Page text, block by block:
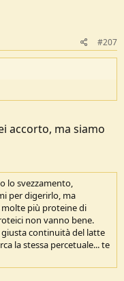
#207
accorto, ma siamo
lo svezzamento,
per digerirlo, ma
più proteine di
non vanno bene.
giusta continuità del latte
la stessa percetuale... te